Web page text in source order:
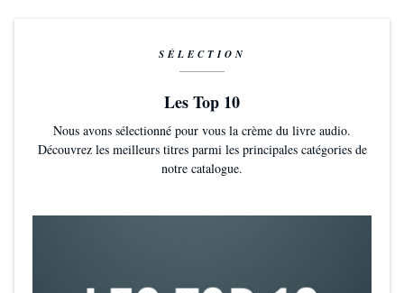
SÉLECTION
Les Top 10
Nous avons sélectionné pour vous la crème du livre audio.
Découvrez les meilleurs titres parmi les principales catégories de
notre catalogue.